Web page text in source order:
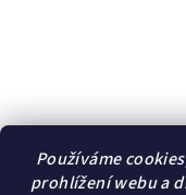
Používáme
prohlížení webu a
info